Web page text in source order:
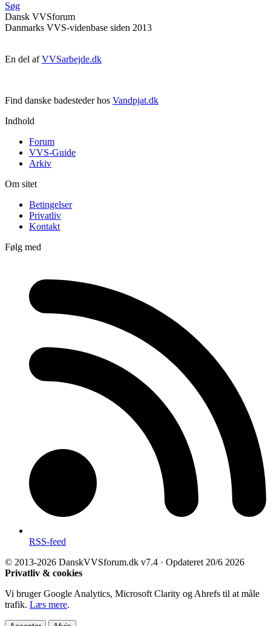
Søg
Dansk VVSforum
Danmarks VVS-videnbase siden 2013
En del afVVSarbejde.dk
Find danske badesteder hos Vandpjat.dk
Indhold
Forum
VVS-Guide
Arkiv
Om sitet
Betingelser
Privatliv
Kontakt
Følg med
RSS-feed
© 2013-2026 DanskVVSforum.dk v7.4 · Opdateret 20/6 2026
Privatliv & cookies
Vi bruger Google Analytics, Microsoft Clarity og Ahrefs til at måle
trafik. Læs mere.